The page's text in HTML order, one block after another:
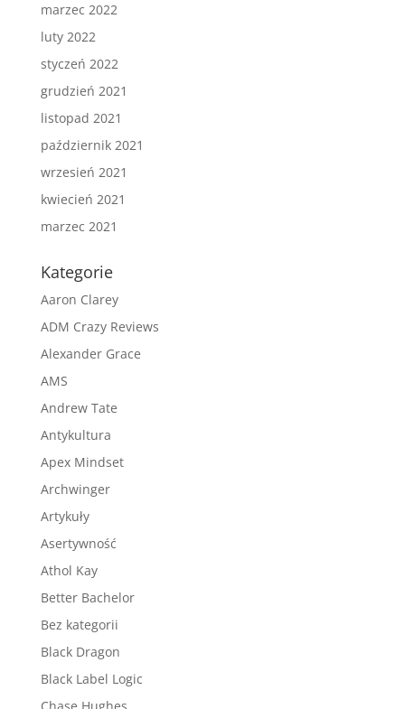
marzec 2022
luty 2022
styczeń 2022
grudzień 2021
listopad 2021
październik 2021
wrzesień 2021
kwiecień 2021
marzec 2021
Kategorie
Aaron Clarey
ADM Crazy Reviews
Alexander Grace
AMS
Andrew Tate
Antykultura
Apex Mindset
Archwinger
Artykuły
Asertywność
Athol Kay
Better Bachelor
Bez kategorii
Black Dragon
Black Label Logic